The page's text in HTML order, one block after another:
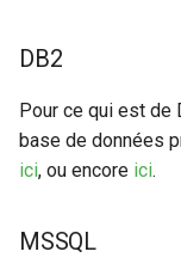
DB2
Pour ce qui est de
base de données
ici, ou encore ici.
MSSQL